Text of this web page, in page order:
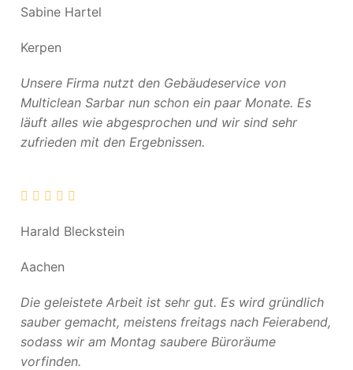
Sabine Hartel
Kerpen
Unsere Firma nutzt den Gebäudeservice von
Multiclean Sarbar nun schon ein paar Monate. Es
läuft alles wie abgesprochen und wir sind sehr
zufrieden mit den Ergebnissen.
Harald Bleckstein
Aachen
Die geleistete Arbeit ist sehr gut. Es wird gründlich
sauber gemacht, meistens freitags nach Feierabend,
sodass wir am Montag saubere Büroräume
vorfinden.